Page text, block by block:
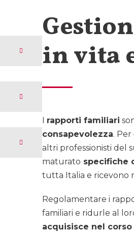
in vita
I rapporti familiari
consapevolezza.
altri professionisti del
maturato specifiche
tutta Italia e ricevono
Regolamentare i
familiari e ridurle al
acquisisce nel